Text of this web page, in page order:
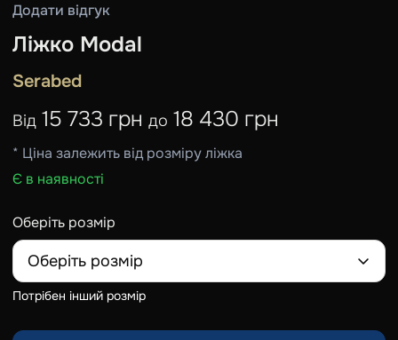
Додати відгук
Ліжко Modal
Serabed
Від 15 733 грн до 18 430 грн
* Ціна залежить від розміру ліжка
Є в наявності
Оберіть розмір
Оберіть розмір
Потрібен інший розмір